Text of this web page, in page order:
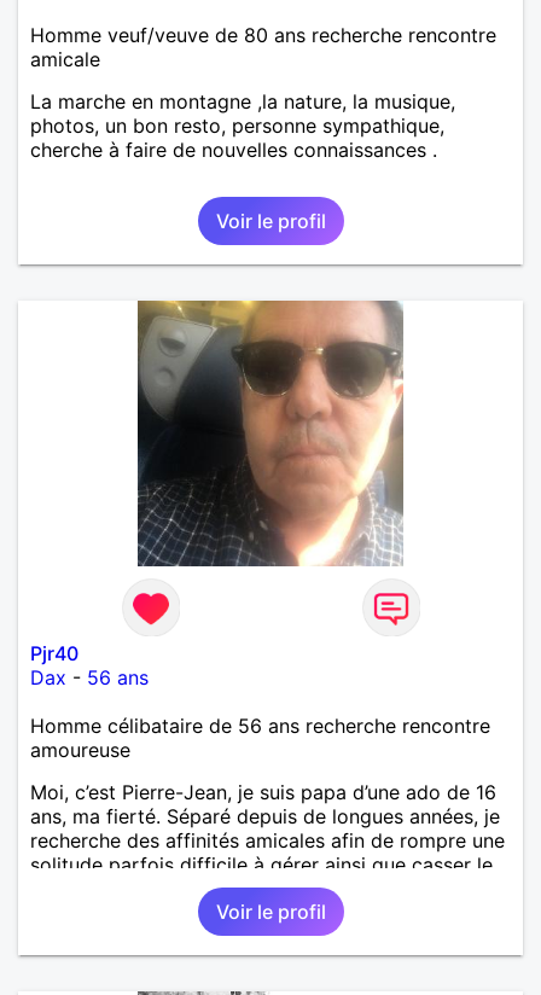
Homme veuf/veuve de 80 ans recherche rencontre
amicale
La marche en montagne ,la nature, la musique,
photos, un bon resto, personne sympathique,
cherche à faire de nouvelles connaissances .
Voir le profil
Pjr40
Dax - 56 ans
Homme célibataire de 56 ans recherche rencontre
amoureuse
Moi, c’est Pierre-Jean, je suis papa d’une ado de 16
ans, ma fierté. Séparé depuis de longues années, je
recherche des affinités amicales afin de rompre une
solitude parfois difficile à gérer ainsi que casser le
vague à l’âme. L’amitié reste extrêmement
importante à mes yeux mais peut se décliner en des
sentiments plus puissants. « Le temps fera son
œuvre » disait Arthur Schopenhauer, philosophe
Voir le profil